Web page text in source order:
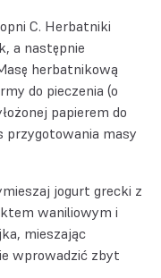
C. Herbatniki
a następnie
herbatnikową
do pieczenia (o
papierem do
przygotowania masy
jogurt grecki z
waniliowym i
mieszając
wprowadzić zbyt